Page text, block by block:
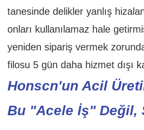
tanesinde delikler yanlış
onları kullanılamaz hale
yeniden sipariş vermek
filosu 5 gün daha hizmet dışı
Honscn'un Acil
Bu "Acele İş" Değil,